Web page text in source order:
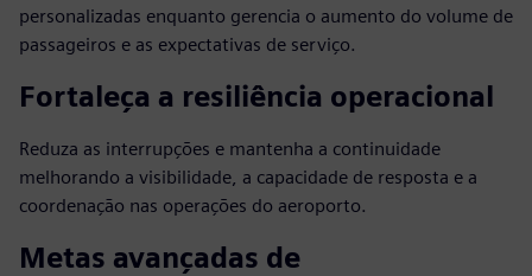
personalizadas enquanto gerencia o aumento do volume de
passageiros e as expectativas de serviço.
Fortaleça a resiliência operacional
Reduza as interrupções e mantenha a continuidade
melhorando a visibilidade, a capacidade de resposta e a
coordenação nas operações do aeroporto.
Metas avançadas de